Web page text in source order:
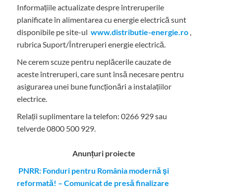
Informațiile actualizate despre întreruperile
planificate în alimentarea cu energie electrică sunt
disponibile pe site-ul www.distributie-energie.ro ,
rubrica Suport/Întreruperi energie electrică.
Ne cerem scuze pentru neplăcerile cauzate de
aceste întreruperi, care sunt însă necesare pentru
asigurarea unei bune funcționări a instalațiilor
electrice.
Relații suplimentare la telefon: 0266 929 sau
telverde 0800 500 929.
Anunțuri proiecte
PNRR: Fonduri pentru România modernă şi
reformată! – Comunicat de presă finalizare